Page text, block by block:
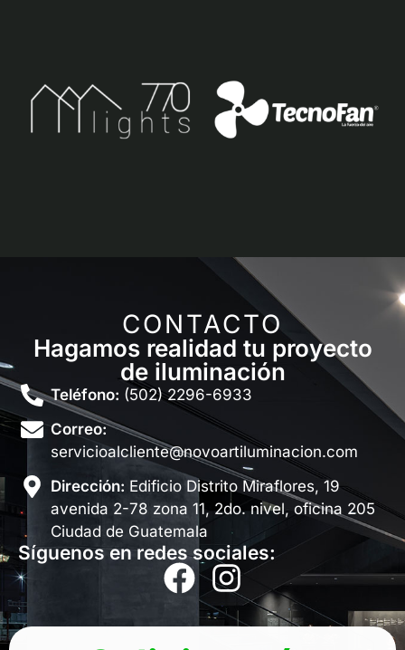
CONTACTO
Hagamos realidad tu proyecto
de iluminación
Teléfono: (502) 2296-6933
Correo:
servicioalcliente@novoartiluminacion.com
Dirección: Edificio Distrito Miraflores, 19
avenida 2-78 zona 11, 2do. nivel, oficina 205
Ciudad de Guatemala
Síguenos en redes sociales: